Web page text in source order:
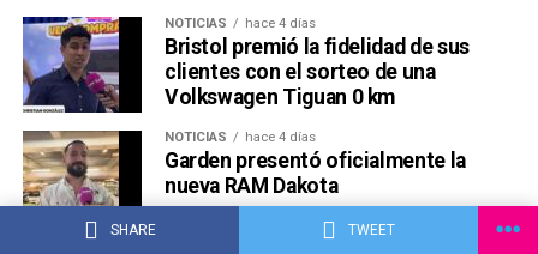
SHARE TWEET
NOTICIAS hace 4 días
Bristol premió la fidelidad de sus
clientes con el sorteo de una
Volkswagen Tiguan 0 km
NOTICIAS hace 4 días
Garden presentó oficialmente la
nueva RAM Dakota